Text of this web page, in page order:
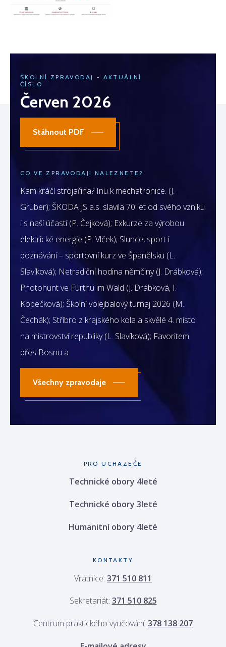
ŠKOLNÍ ZPRAVODAJ - AKTUÁLNÍ
ČÍSLO
Červen 2026
Stáhnout PDF
CO VE ZPRAVODAJI NALEZNETE?
Kam kráčí strojařina? Inu k mechatronice. (J.
Gruber); ŠKODA JS a.s. slavila 70 let od svého vzniku
i s naší účastí (P. Čejková); Exkurze za výrobou
elektrické energie (P. Vlček); Slunce, sport i
poznávání – sportovní kurz ve Španělsku (L.
Slavíková); Netradiční hodina němčiny (J. Drábková);
Photohunt ve Furthu im Wald (J. Drábková, I.
Kopečková); Školní volejbalový turnaj 2026 (M.
Čechák); Stříbro z krajského kola a skvělé 4. místo
na mistrovství republiky (L. Slavíková); Favoritem
přes Bosnu a
Všechny zpravodaje
PRO UCHAZEČE
Technické obory 4leté
Technické obory 3leté
Humanitní obory 4leté
KONTAKTY
Vrátnice: 371 510 811
Sekretariát: 371 510 825
Centrum praktického vyučování: 378 138 207